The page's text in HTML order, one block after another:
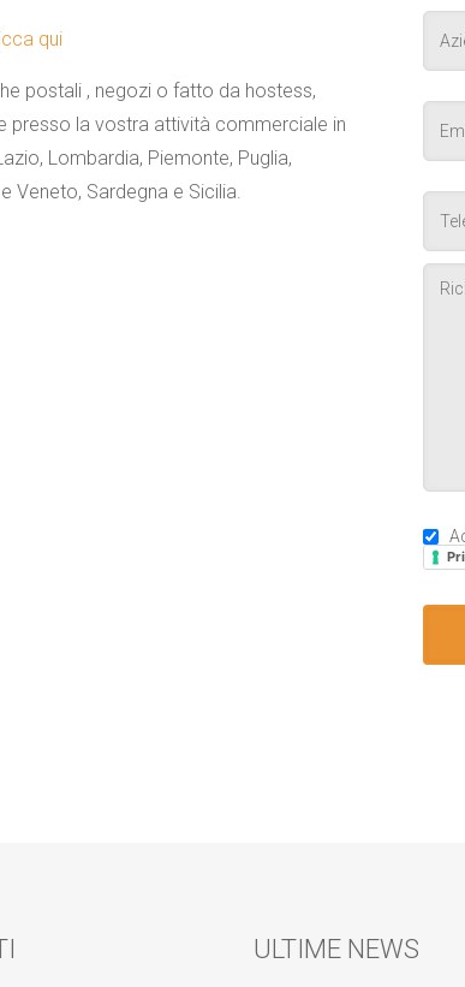
qui
postali , negozi o fatto da hostess,
presso la vostra attività commerciale in
Lombardia, Piemonte, Puglia,
Veneto, Sardegna e Sicilia.
ULTIME NEWS